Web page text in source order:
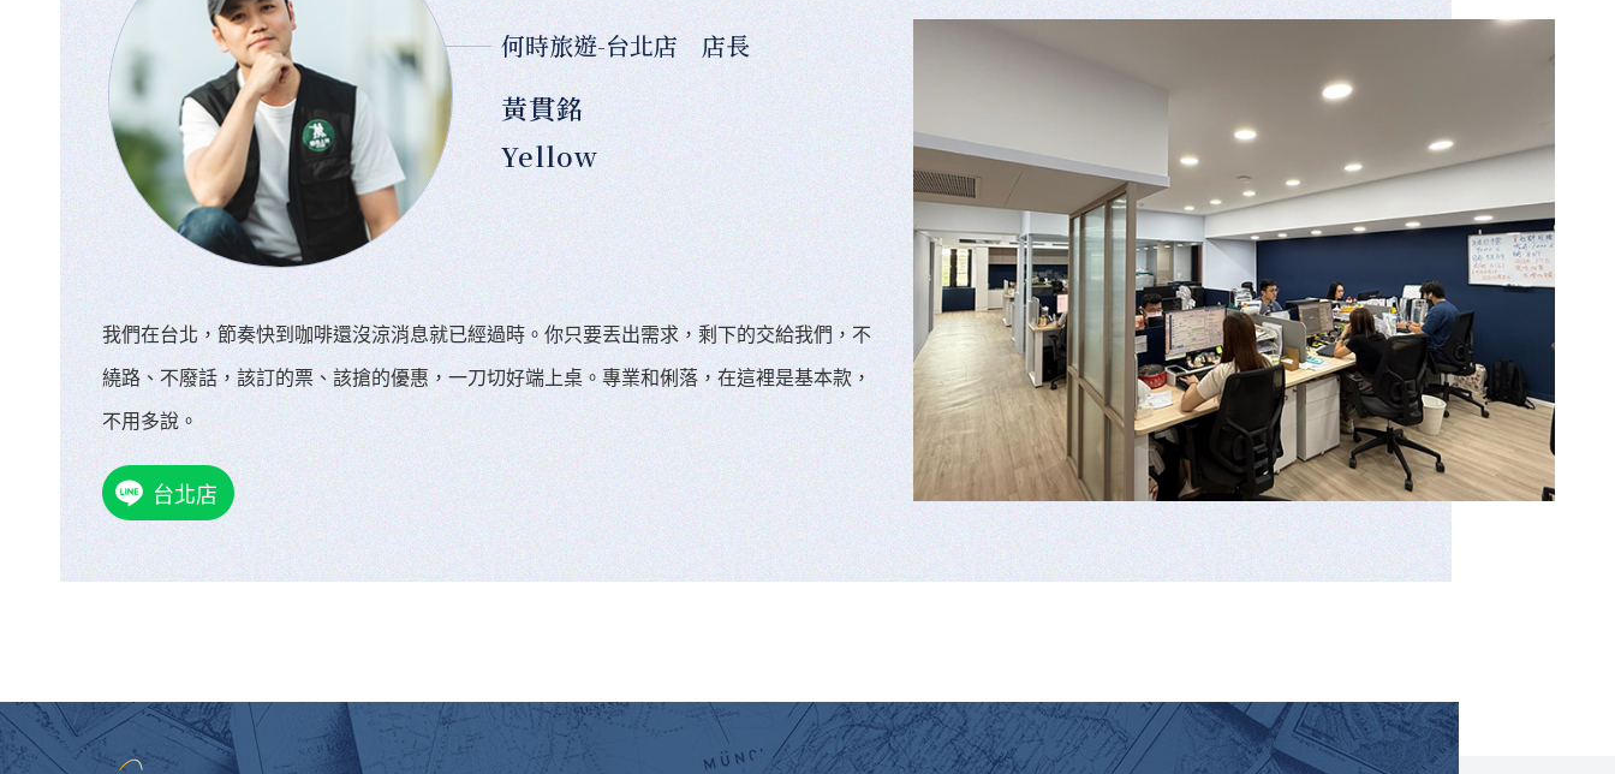
何時旅遊-台北店 店長
黃貫銘
Yellow
我們在台北，節奏快到咖啡還沒涼消息就已經過時。你只要丟出需求，剩下的交給我們，不
繞路、不廢話，該訂的票、該搶的優惠，一刀切好端上桌。專業和俐落，在這裡是基本款，
不用多說。
台北店